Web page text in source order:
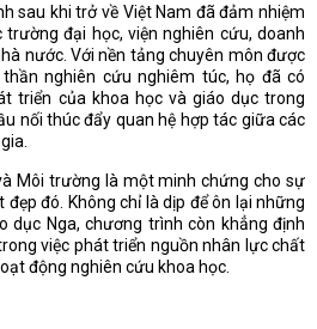
sau khi trở về Việt Nam đã đảm nhiệm
đại học, viện nghiên cứu, doanh
nước. Với nền tảng chuyên môn được
nghiên cứu nghiêm túc, họ đã có
triển của khoa học và giáo dục trong
nối thúc đẩy quan hệ hợp tác giữa các
Môi trường là một minh chứng cho sự
đó. Không chỉ là dịp để ôn lại những
dục Nga, chương trình còn khẳng định
việc phát triển nguồn nhân lực chất
động nghiên cứu khoa học.